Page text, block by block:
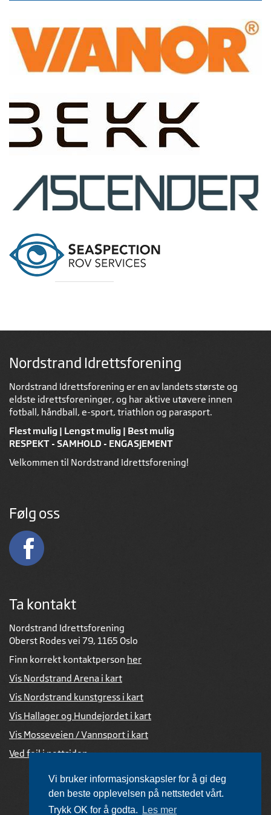
Vi bruker informasjonskapsler for å gi deg
den beste opplevelsen på nettstedet vårt.
Trykk OK for å godta.
Les mer
Nordstrand Idrettsforening
Nordstrand Idrettsforening er en av landets største og
eldste idrettsforeninger, og har aktive utøvere innen
fotball, håndball, e-sport, triathlon og parasport.
Flest mulig | Lengst mulig | Best mulig
RESPEKT - SAMHOLD - ENGASJEMENT
Velkommen til Nordstrand Idrettsforening!
Følg oss
Ta kontakt
Nordstrand Idrettsforening
Oberst Rodes vei 79, 1165 Oslo
Finn korrekt kontaktperson her
Vis Nordstrand Arena i kart
Vis Nordstrand kunstgress i kart
Vis Hallager og Hundejordet i kart
Vis Mosseveien / Vannsport i kart
Ved feil i nettsiden